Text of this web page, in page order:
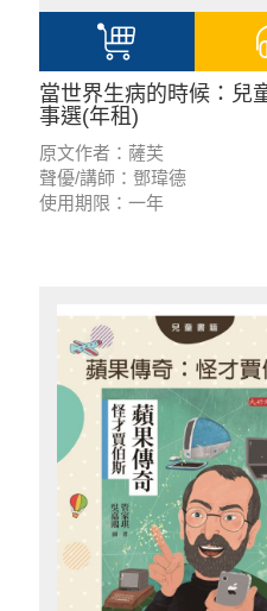
當世界生病的時候：兒
事選(年租)
原文作者：薩芙
聲優/講師：鄧瑋德
使用期限：一年